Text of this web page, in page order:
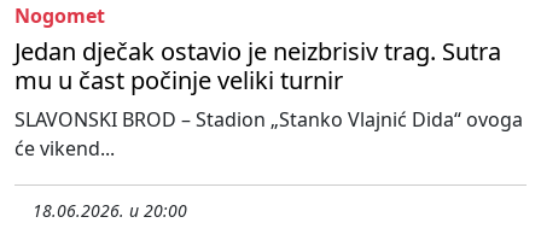
Nogomet
Jedan dječak ostavio je neizbrisiv trag. Sutra
mu u čast počinje veliki turnir
SLAVONSKI BROD – Stadion „Stanko Vlajnić Dida“ ovoga
će vikend...
18.06.2026. u 20:00